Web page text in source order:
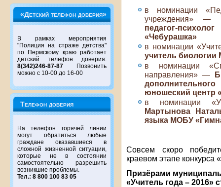
«Детский телефон доверия»
В рамках мероприятия
"Полиция на страже детства"
по Пермскому краю работает
детский телефон доверия:
8(342)246-87-87 Позвонить
можно с 10-00 до 16-00
Телефон доверия
На телефон горячей линии
могут обратиться любые
граждане оказавшиеся в
сложной жизненной ситуации,
которые не в состоянии
самостоятельно разрешить
возникшие проблемы.
Тел.: 8 800 100 83 05
в номинации
учреждения» —
педагог-
«Чебурашка»
в номинации
учитель
в номинации
направления» —
юношеский центр
в номинации
Мартынова
языка МОБУ
Совсем скоро
краевом этапе конкурса
Призёрами
«Учитель года – 2016»